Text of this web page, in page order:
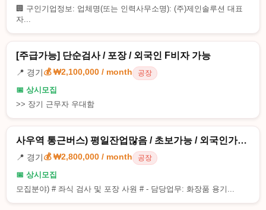
🏢 구인기업정보: 업체명(또는 인력사무소명): (주)제인솔루션 대표
자...
[주급가능] 단순검사 / 포장 / 외국인 F비자 가능
📍 경기💰 ₩2,100,000 / month 공장
📅 상시모집
>> 장기 근무자 우대함
사우역 통근버스) 평일잔업많음 / 초보가능 / 외국인가…
📍 경기💰 ₩2,800,000 / month 공장
📅 상시모집
모집분야) # 좌식 검사 및 포장 사원 # - 담당업무: 화장품 용기...